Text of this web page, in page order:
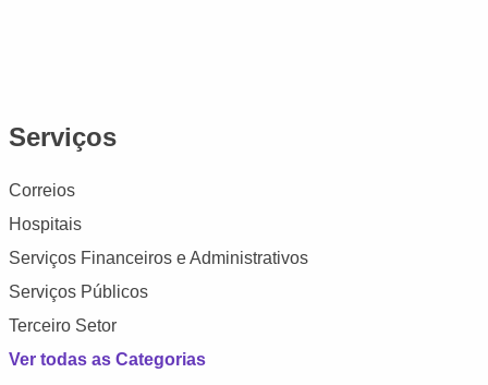
Serviços
Correios
Hospitais
Serviços Financeiros e Administrativos
Serviços Públicos
Terceiro Setor
Ver todas as Categorias